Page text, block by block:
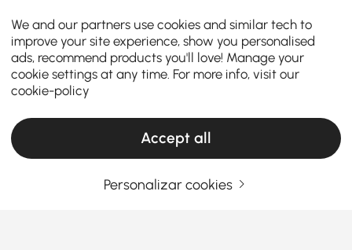
We and our partners use cookies and similar tech to
improve your site experience, show you personalised
ads, recommend products you'll love! Manage your
cookie settings at any time. For more info, visit our
cookie-policy
Accept all
Personalizar cookies